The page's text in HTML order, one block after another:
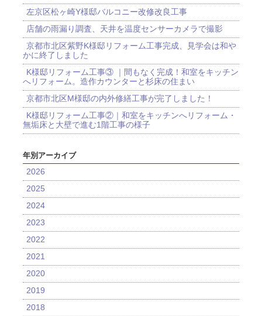
左京区松ヶ崎Y様邸バルコニー改修改良工事
店舗の雨漏り調査、天井を温度センサーカメラで撮影
京都市北区紫野K様邸リフォーム工事完成、見学会は和や
かに終了しました
K様邸リフォーム工事③ ｜間もなく完成！和室をキッチン
へリフォーム。造作カウンターと杉床の住まい
京都市北区M様邸の内外修繕工事が完了しました！
K様邸リフォーム工事②｜和室をキッチンへリフォーム・
無垢床と大壁で進む1階工事の様子
年別アーカイブ
2026
2025
2024
2023
2022
2021
2020
2019
2018